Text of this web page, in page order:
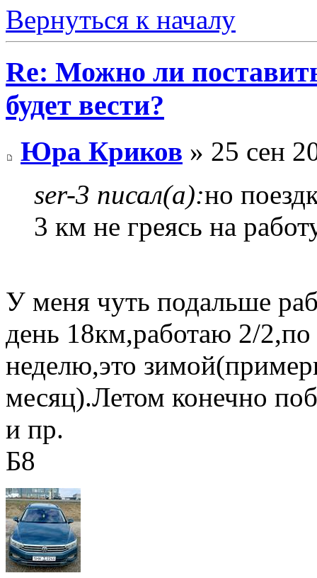
Вернуться к началу
Re: Можно ли
будет вести?
Юра Криков » 25 сен
ser-3 писал(а):но
3 км не греясь на
У меня чуть подальше
день 18км,работаю 2/
неделю,это
месяц).Летом конечно
и пр.
Б8